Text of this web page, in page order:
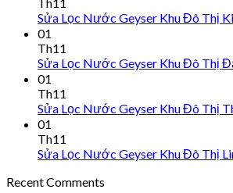
Sửa Lọc Nước Geyser Khu Đô Thị
01
Th11
Sửa Lọc Nước Geyser Khu Đô Thị
01
Th11
Sửa Lọc Nước Geyser Khu Đô Thị
01
Th11
Sửa Lọc Nước Geyser Khu Đô Thị
Recent Comments